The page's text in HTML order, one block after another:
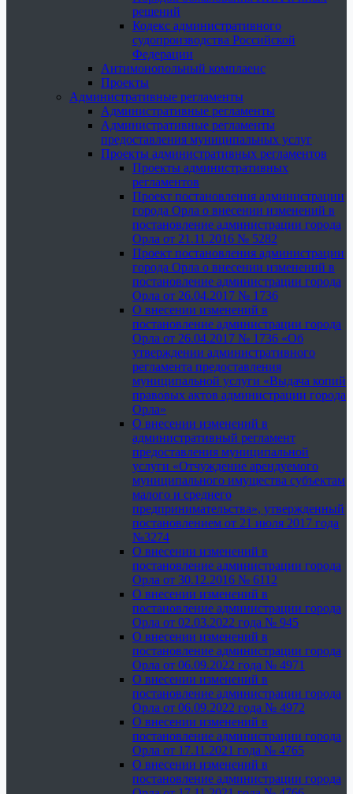
решений
Кодекс административного
судопроизводства Российской
Федерации
Антимонопольный комплаенс
Проекты
Административные регламенты
Административные регламенты
Административные регламенты
предоставления муниципальных услуг
Проекты административных регламентов
Проекты административных
регламентов
Проект постановления администрации
города Орла о внесении изменений в
постановление администрации города
Орла от 21.11.2016 № 5282
Проект постановления администрации
города Орла о внесении изменений в
постановление администрации города
Орла от 26.04.2017 № 1736
О внесении изменений в
постановление администрации города
Орла от 26.04.2017 № 1736 «Об
утверждении административного
регламента предоставления
муниципальной услуги «Выдача копий
правовых актов администрации города
Орла»
О внесении изменений в
административный регламент
предоставления муниципальной
услуги «Отчуждение арендуемого
муниципального имущества субъектам
малого и среднего
предпринимательства», утвержденный
постановлением от 21 июля 2017 года
№3274
О внесении изменений в
постановление администрации города
Орла от 30.12.2016 № 6112
О внесении изменений в
постановление администрации города
Орла от 02.03.2022 года № 945
О внесении изменений в
постановление администрации города
Орла от 06.09.2022 года № 4971
О внесении изменений в
постановление администрации города
Орла от 06.09.2022 года № 4972
О внесении изменений в
постановление администрации города
Орла от 17.11.2021 года № 4765
О внесении изменений в
постановление администрации города